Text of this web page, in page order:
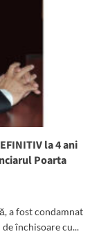
la 4 ani
Poarta
a fost condamnat
închisoare cu...